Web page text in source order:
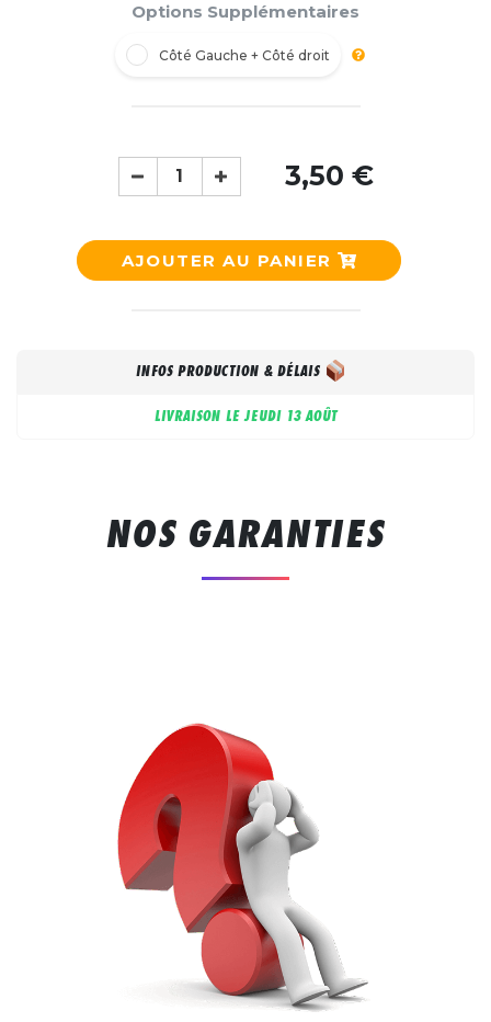
Options Supplémentaires
Côté Gauche + Côté droit
3,50 €
AJOUTER AU PANIER
INFOS PRODUCTION & DÉLAIS
LIVRAISON LEJEUDI 13 AOÛT
NOS GARANTIES